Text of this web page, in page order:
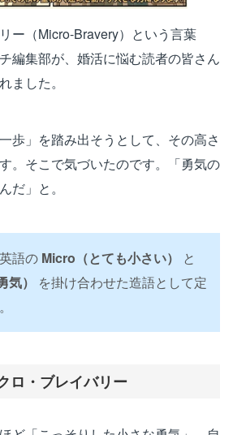
ー（Micro-Bravery）という言葉
編集部が、婚活に悩む読者の皆さん
ました。
歩」を踏み出そうとして、その高さ
。そこで気づいたのです。「勇気の
だ」と。
語の Micro（とても小さい）
と
）
を掛け合わせた造語として定
ロ・ブレイバリー